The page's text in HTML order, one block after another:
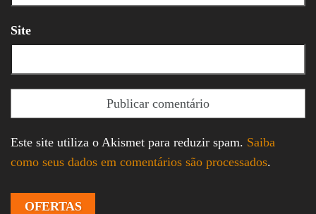
Site
Este site utiliza o Akismet para reduzir spam. Saiba
como seus dados em comentários são processados.
OFERTAS